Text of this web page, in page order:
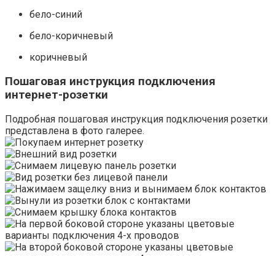
бело-синий
бело-коричневый
коричневый
Пошаговая инструкция подключения
интернет-розетки
Подробная пошаговая инструкция подключения розетки
представлена в фото галерее.